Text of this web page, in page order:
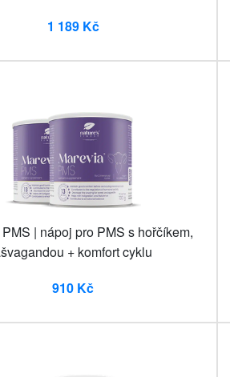
1 189 Kč
| nápoj pro PMS s hořčíkem,
+ komfort cyklu
910 Kč